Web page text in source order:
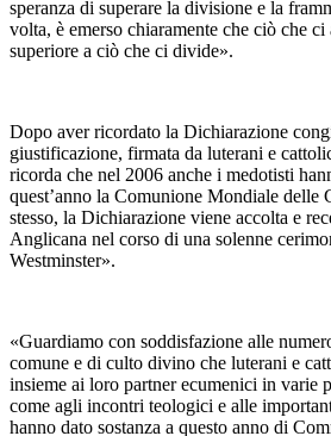
speranza di superare la divisione e la
volta, è emerso chiaramente che ciò che ci
superiore a ciò che ci divide».
Dopo aver ricordato la Dichiarazione
giustificazione, firmata da luterani e
ricorda che nel 2006 anche i medotisti
quest’anno la Comunione Mondiale delle
stesso, la Dichiarazione viene accolta e
Anglicana nel corso di una solenne
Westminster».
«Guardiamo con soddisfazione alle
comune e di culto divino che luterani e
insieme ai loro partner ecumenici in varie
come agli incontri teologici e alle
hanno dato sostanza a questo anno di